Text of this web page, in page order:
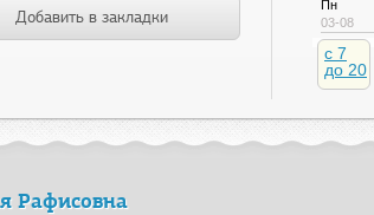
Добавить в закладки
Пн
03-08
c 7
до 20
Рафисовна